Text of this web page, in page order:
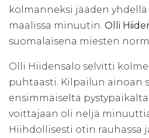
kolmanneksi jääden
maalissa minuutin. Olli
suomalaisena miesten
Olli Hiidensalo selvitti
puhtaasti. Kilpailun ainoan
ensimmäiseltä
voittajaan oli neljä minuuttia
Hiihdollisesti otin rauhassa